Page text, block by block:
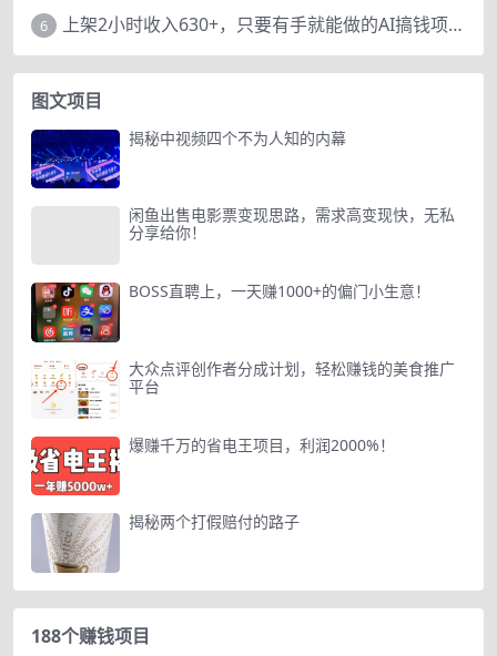
6 上架2小时收入630+，只要有手就能做的AI搞钱项目，奶奶看完都能学会!
图文项目
揭秘中视频四个不为人知的内幕
闲鱼出售电影票变现思路，需求高变现快，无私
分享给你！
BOSS直聘上，一天赚1000+的偏门小生意！
大众点评创作者分成计划，轻松赚钱的美食推广
平台
爆赚千万的省电王项目，利润2000%！
揭秘两个打假赔付的路子
188个赚钱项目